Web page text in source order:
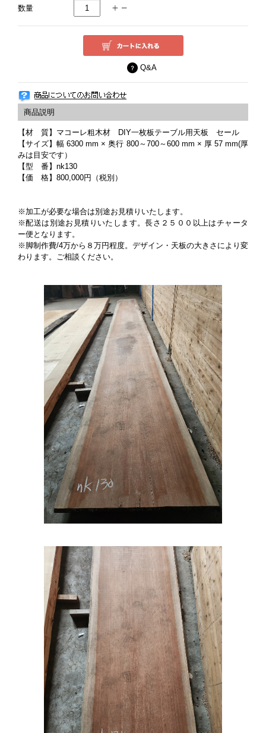
数量
Q&A
【材 質】マコーレ粗木材 DIY一枚板テーブル用天板 セール
【サイズ】幅 6300 mm × 奥行 800～700～600 mm × 厚 57 mm(厚
みは目安です）
【型 番】nk130
【価 格】800,000円（税別）
※加工が必要な場合は別途お見積りいたします。
※配送は別途お見積りいたします。長さ２５００以上はチャータ
ー便となります。
※脚制作費/4万から８万円程度。デザイン・天板の大きさにより変
わります。ご相談ください。